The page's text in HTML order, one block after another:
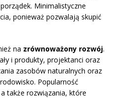
Minimalistyczne
ponieważ pozwalają skupić
na zrównoważony rozwój.
i produkty, projektanci oraz
zasobów naturalnych oraz
Popularność
także rozwiązania, które